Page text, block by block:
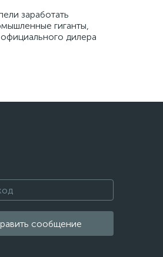
заработать
гиганты,
дилера
сообщение